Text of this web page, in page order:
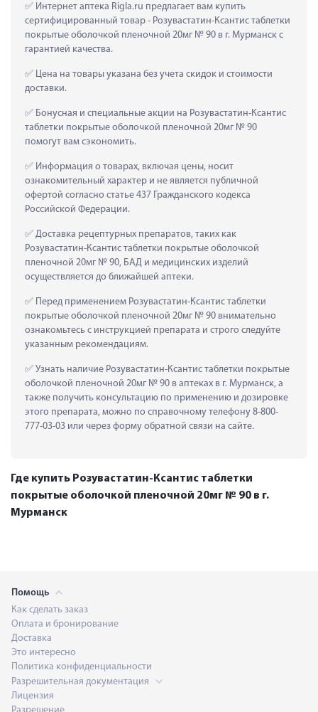
Интернет аптека Rigla.ru предлагает вам купить
сертифицированный товар - Розувастатин-Ксантис таблетки
покрытые оболочкой пленочной 20мг № 90 в г. Мурманск с
гарантией качества.
Цена на товары указана без учета скидок и стоимости
доставки.
Бонусная и специальные акции на Розувастатин-Ксантис
таблетки покрытые оболочкой пленочной 20мг № 90
помогут вам сэкономить.
Информация о товарах, включая цены, носит
ознакомительный характер и не является публичной
офертой согласно статье 437 Гражданского кодекса
Российской Федерации.
Доставка рецептурных препаратов, таких как
Розувастатин-Ксантис таблетки покрытые оболочкой
пленочной 20мг № 90, БАД и медицинских изделий
осуществляется до ближайшей аптеки.
Перед применением Розувастатин-Ксантис таблетки
покрытые оболочкой пленочной 20мг № 90 внимательно
ознакомьтесь с инструкцией препарата и строго следуйте
указанным рекомендациям.
Узнать наличие Розувастатин-Ксантис таблетки покрытые
оболочкой пленочной 20мг № 90 в аптеках в г. Мурманск, а
также получить консультацию по применению и дозировке
этого препарата, можно по справочному телефону 8-800-
777-03-03 или через форму обратной связи на сайте.
Где купить Розувастатин-Ксантис таблетки
покрытые оболочкой пленочной 20мг № 90 в г.
Мурманск
Помощь
Как сделать заказ
Оплата и бронирование
Доставка
Это интересно
Политика конфиденциальности
Разрешительная документация
Лицензия